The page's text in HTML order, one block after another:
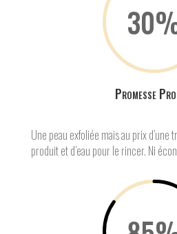
30
Promesse
Une peau exfoliée mais au prix d’une
produit et d’eau pour le rincer. Ni